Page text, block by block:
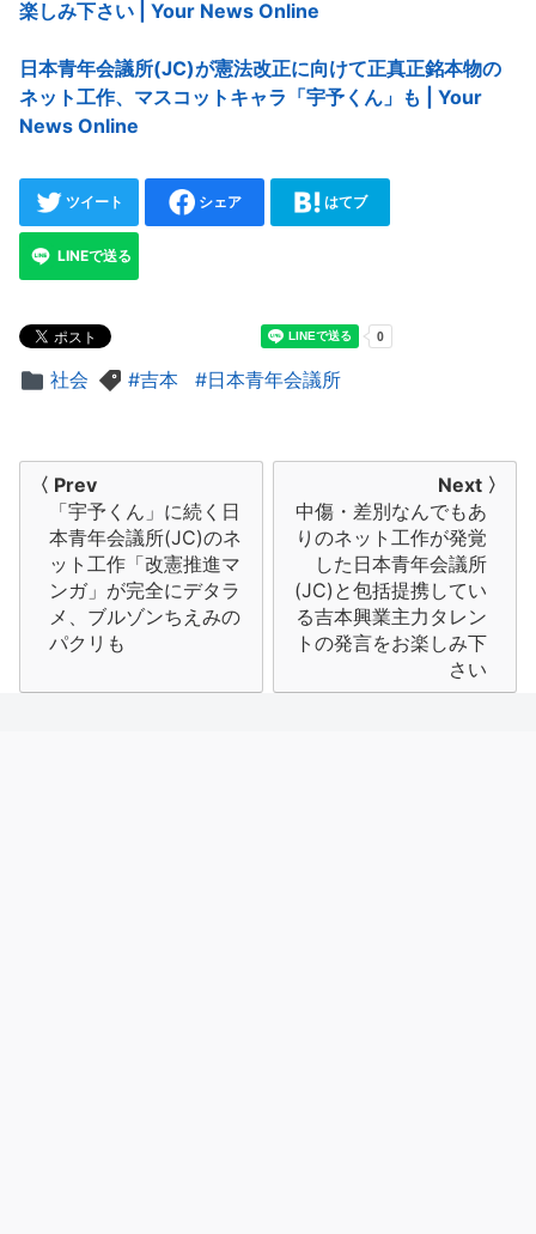
楽しみ下さい | Your News Online
日本青年会議所(JC)が憲法改正に向けて正真正銘本物の
ネット工作、マスコットキャラ「宇予くん」も | Your
News Online
ツイート シェア はてブ
LINEで送る
社会 吉本 日本青年会議所
ー
〈 Prev
「宇予くん」に続く日
本青年会議所(JC)のネ
ット工作「改憲推進マ
ンガ」が完全にデタラ
メ、ブルゾンちえみの
パクリも
Next 〉
中傷・差別なんでもあ
りのネット工作が発覚
した日本青年会議所
(JC)と包括提携してい
る吉本興業主力タレン
トの発言をお楽しみ下
さい